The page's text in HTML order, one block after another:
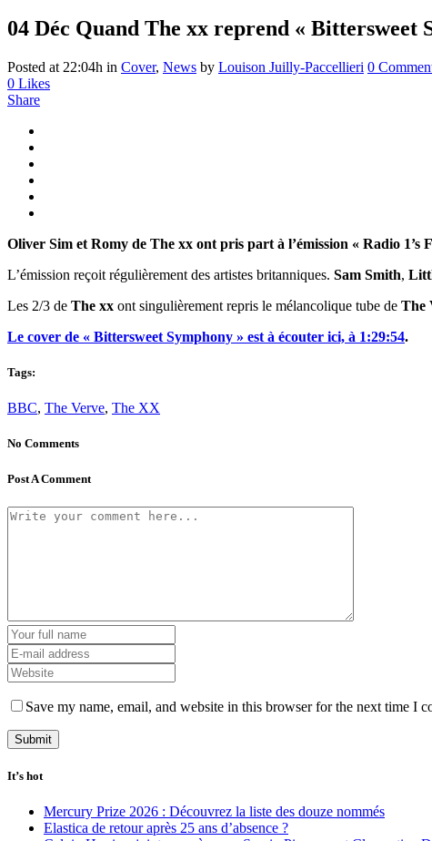
04 Déc Quand The xx reprend « Bittersweet
Posted at 22:04h in Cover, News by Louison Juilly-Paccellieri 0
0 Likes
Share
Oliver Sim et Romy de The xx ont pris part à l’émission « Radio 1’s
L’émission reçoit régulièrement des artistes britanniques. Sam Smith,
Les 2/3 de The xx ont singulièrement repris le mélancolique tube de The
Le cover de « Bittersweet Symphony » est à écouter ici, à 1:29:54.
Tags:
BBC, The Verve, The XX
No Comments
Post A Comment
Save my name, email, and website in this browser for the next time I
It’s hot
Mercury Prize 2026 : Découvrez la liste des douze nommés
Elastica de retour après 25 ans d’absence ?